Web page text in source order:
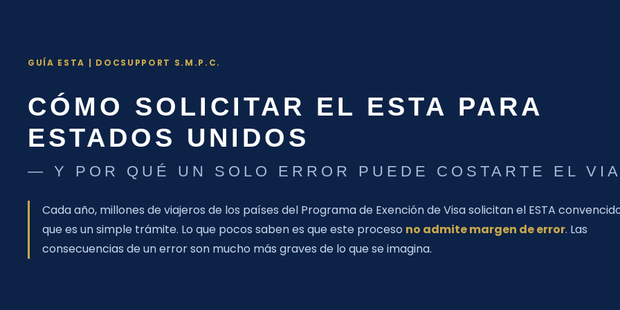
GUÍA ESTA | DOCSUPPORT S.M.P.C.
CÓMO SOLICITAR EL ESTA PARA
ESTADOS UNIDOS
— Y POR QUÉ UN SOLO ERROR PUEDE COSTARTE EL
Cada año, millones de viajeros de los países del Programa de Exención de Visa solicitan el ESTA
que es un simple trámite. Lo que pocos saben es que este proceso no admite margen de error. Las
consecuencias de un error son mucho más graves de lo que se imagina.